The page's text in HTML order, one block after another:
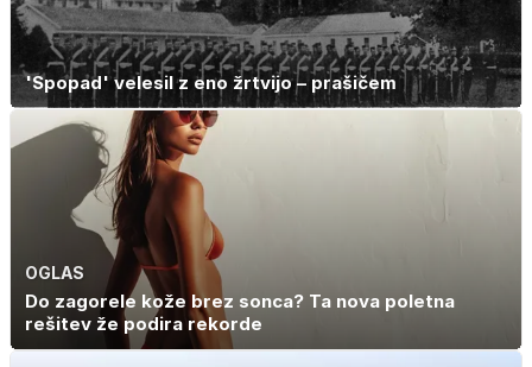
'Spopad' velesil z eno žrtvijo – prašičem
OGLAS
Do zagorele kože brez sonca? Ta nova poletna
rešitev že podira rekorde